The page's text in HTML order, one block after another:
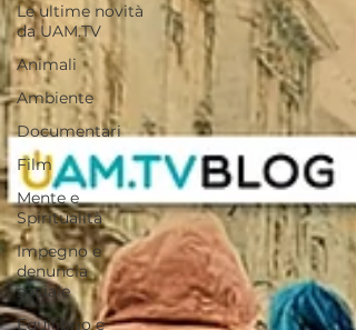
Le ultime novità
da UAM.TV
Animali
Ambiente
Documentari
Film
Mente e
Spiritualità
Impegno e
denuncia
sociale
Equilibrio e